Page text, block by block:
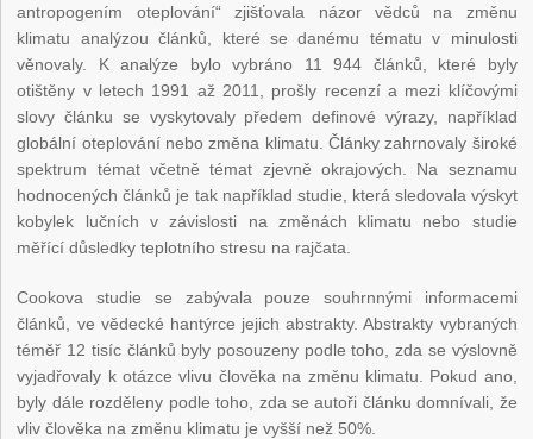
antropogením oteplování“ zjišťovala názor vědců na změnu
klimatu analýzou článků, které se danému tématu v minulosti
věnovaly. K analýze bylo vybráno 11 944 článků, které byly
otištěny v letech 1991 až 2011, prošly recenzí a mezi klíčovými
slovy článku se vyskytovaly předem definové výrazy, například
globální oteplování nebo změna klimatu. Články zahrnovaly široké
spektrum témat včetně témat zjevně okrajových. Na seznamu
hodnocených článků je tak například studie, která sledovala výskyt
kobylek lučních v závislosti na změnách klimatu nebo studie
měřící důsledky teplotního stresu na rajčata.
Cookova studie se zabývala pouze souhrnnými informacemi
článků, ve vědecké hantýrce jejich abstrakty. Abstrakty vybraných
téměř 12 tisíc článků byly posouzeny podle toho, zda se výslovně
vyjadřovaly k otázce vlivu člověka na změnu klimatu. Pokud ano,
byly dále rozděleny podle toho, zda se autoři článku domnívali, že
vliv člověka na změnu klimatu je vyšší než 50%.